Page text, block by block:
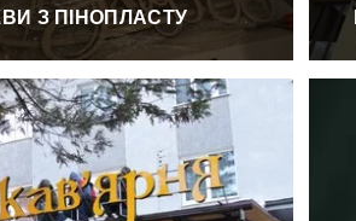
З ПІНОПЛАСТУ